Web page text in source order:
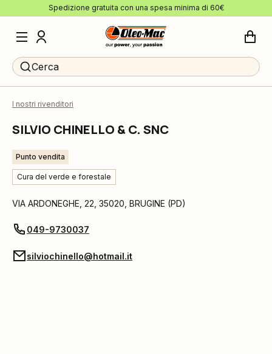
Spedizione gratuita con una spesa minima di 60€
Cerca
I nostri rivenditori
SILVIO CHINELLO & C. SNC
Punto vendita
Cura del verde e forestale
VIA ARDONEGHE, 22 35020 BRUGINE (PD)
049-9730037
silviochinello@hotmail.it